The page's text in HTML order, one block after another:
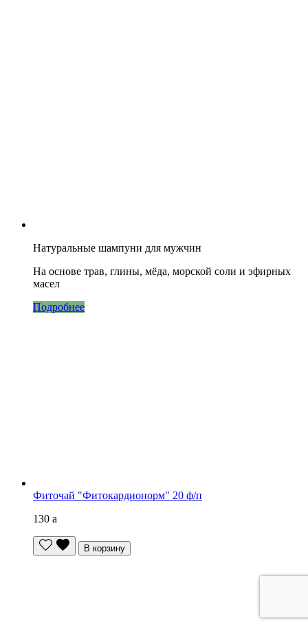
Натуральные шампуни для мужчин
На основе трав, глины, мёда, морской соли и эфирных
масел
Подробнее
Фиточай "Фитокардионорм" 20 ф/п
130 a
В корзину